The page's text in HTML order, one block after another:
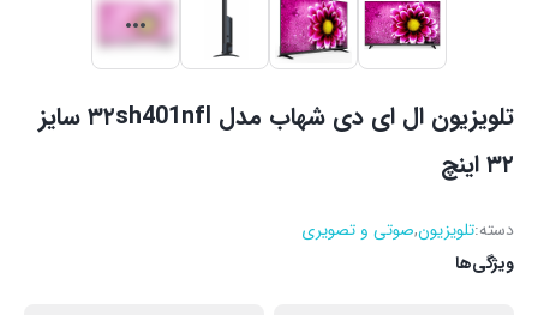
تلویزیون ال ای دی شهاب مدل ۳۲sh401nfl سایز
۳۲ اینچ
دسته:تلویزیون,صوتی و تصویری
ویژگی‌ها